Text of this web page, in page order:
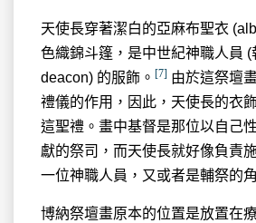
天使長穿著潔白的亞麻布聖衣
色織錦斗篷，是中世紀神職人員 (
deacon) 的服飾。 [7] 由於這祭壇
禮儀的作用，因此，天使長的衣
這聖禮。畫中基督是那位以自己
獻的祭司，而天使長就好像負責
一位神職人員，又或者是輔祭的
博納祭壇畫原本的位置是放置在